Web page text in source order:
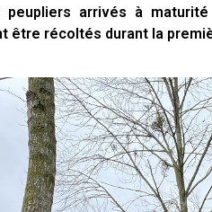
arrivés à
être récoltés durant la